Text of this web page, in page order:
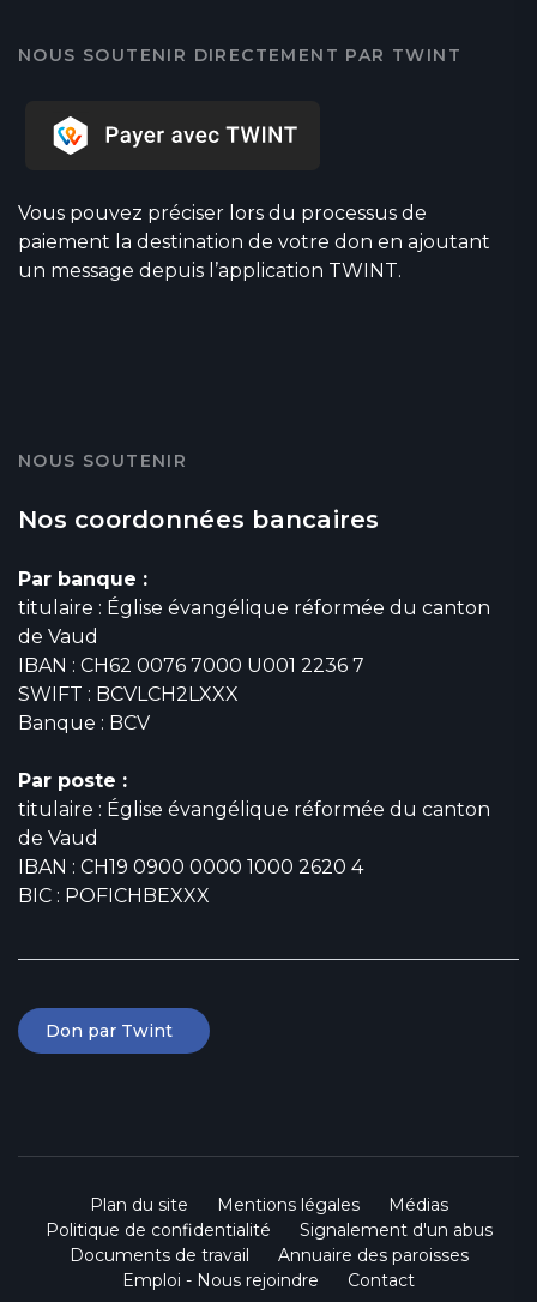
NOUS SOUTENIR DIRECTEMENT PAR TWINT
Vous pouvez préciser lors du processus de
paiement la destination de votre don en ajoutant
un message depuis l’application TWINT.
NOUS SOUTENIR
Nos coordonnées bancaires
Par banque :
titulaire : Église évangélique réformée du canton
de Vaud
IBAN : CH62 0076 7000 U001 2236 7
SWIFT : BCVLCH2LXXX
Banque : BCV
Par poste :
titulaire : Église évangélique réformée du canton
de Vaud
IBAN : CH19 0900 0000 1000 2620 4
BIC : POFICHBEXXX
Don par Twint
Plan du site Mentions légales
Médias
Politique de confidentialité
Signalement d'un abus
Documents de travail
Annuaire des paroisses
Emploi - Nous rejoindre
Contact